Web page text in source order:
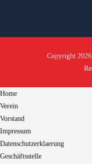
Copyright
Home
Verein
Vorstand
Impressum
Datenschutzerklaerung
Geschäftsstelle